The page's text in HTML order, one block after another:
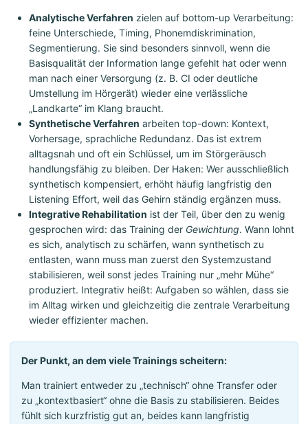
Analytische Verfahren zielen auf bottom-up Verarbeitung:
feine Unterschiede, Timing, Phonemdiskrimination,
Segmentierung. Sie sind besonders sinnvoll, wenn die
Basisqualität der Information lange gefehlt hat oder wenn
man nach einer Versorgung (z. B. CI oder deutliche
Umstellung im Hörgerät) wieder eine verlässliche
„Landkarte“ im Klang braucht.
Synthetische Verfahren arbeiten top-down: Kontext,
Vorhersage, sprachliche Redundanz. Das ist extrem
alltagsnah und oft ein Schlüssel, um im Störgeräusch
handlungsfähig zu bleiben. Der Haken: Wer ausschließlich
synthetisch kompensiert, erhöht häufig langfristig den
Listening Effort, weil das Gehirn ständig ergänzen muss.
Integrative Rehabilitation ist der Teil, über den zu wenig
gesprochen wird: das Training der Gewichtung. Wann lohnt
es sich, analytisch zu schärfen, wann synthetisch zu
entlasten, wann muss man zuerst den Systemzustand
stabilisieren, weil sonst jedes Training nur „mehr Mühe“
produziert. Integrativ heißt: Aufgaben so wählen, dass sie
im Alltag wirken und gleichzeitig die zentrale Verarbeitung
wieder effizienter machen.
Der Punkt, an dem viele Trainings scheitern:
Man trainiert entweder zu „technisch“ ohne Transfer oder
zu „kontextbasiert“ ohne die Basis zu stabilisieren. Beides
fühlt sich kurzfristig gut an, beides kann langfristig